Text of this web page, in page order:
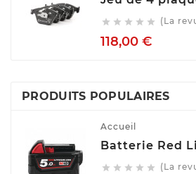
     (La
118,00 €Prix
PRODUITS POPULAIRES
Accueil
     (La